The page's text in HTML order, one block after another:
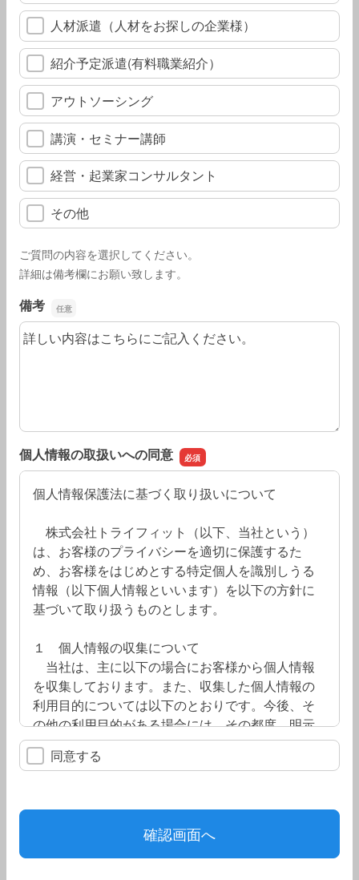
人材派遣（人材をお探しの企業様）
紹介予定派遣(有料職業紹介）
アウトソーシング
講演・セミナー講師
経営・起業家コンサルタント
その他
ご質問の内容を選択してください。
詳細は備考欄にお願い致します。
備考
備考
個人情報の取扱いへの同意
個人情報保護法に基づく取り扱いについて
株式会社トライフィット（以下、当社という）
は、お客様のプライバシーを適切に保護するた
め、お客様をはじめとする特定個人を識別しうる
情報（以下個人情報といいます）を以下の方針に
基づいて取り扱うものとします。
１ 個人情報の収集について
当社は、主に以下の場合にお客様から個人情報
を収集しております。また、収集した個人情報の
利用目的については以下のとおりです。今後、そ
の他の利用目的がある場合には、その都度、明示
して参ります。
(1) 求職のお申し込みについて
・採用後の派遣先企業への提供
・研修の案内
同意する